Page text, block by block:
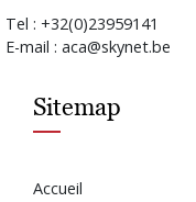
Tel : +32(0)23959141
E-mail : aca@skynet.be
Sitemap
Accueil